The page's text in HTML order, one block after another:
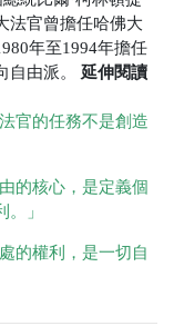
法官曾擔任哈佛大
年至1994年擔任
由派。
延伸閱讀
官的任務不是創造
的核心，是定義個
」
的權利，是一切自